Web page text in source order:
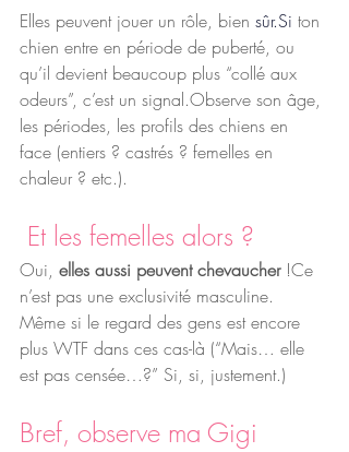
Elles peuvent jouer un rôle, bien sûr.Si ton
chien entre en période de puberté, ou
qu’il devient beaucoup plus “collé aux
odeurs”, c’est un signal.Observe son âge,
les périodes, les profils des chiens en
face (entiers ? castrés ? femelles en
chaleur ? etc.).
Et les femelles alors ?
Oui, elles aussi peuvent chevaucher !Ce
n’est pas une exclusivité masculine.
Même si le regard des gens est encore
plus WTF dans ces cas-là (“Mais… elle
est pas censée…?” Si, si, justement.)
Bref, observe ma Gigi